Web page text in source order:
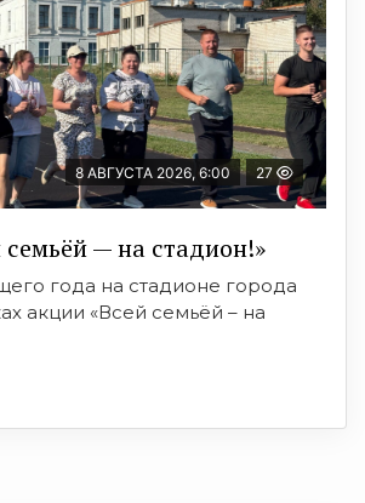
8 АВГУСТА 2026, 6:00 27
— на стадион!»
года на стадионе города
акции «Всей семьёй – на